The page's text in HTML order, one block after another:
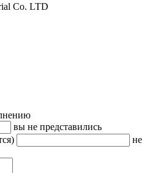
Co. LTD
вы не представились
не